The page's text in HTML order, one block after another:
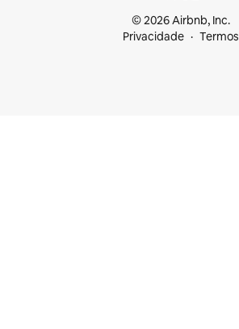
© 2026 Airbnb, Inc.
Privacidade
Termos